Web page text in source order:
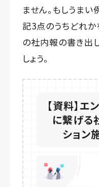
ません。もしうま
記3点のうちどれか
の社内報の書き出
しょう。
【資料】
に繋げる
ション